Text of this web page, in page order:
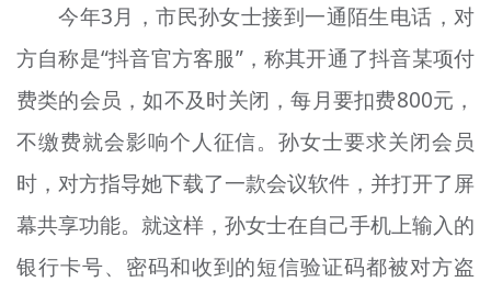
今年3月，市民孙女士接到一通陌生电话，对
方自称是“抖音官方客服”，称其开通了抖音某项付
费类的会员，如不及时关闭，每月要扣费800元，
不缴费就会影响个人征信。孙女士要求关闭会员
时，对方指导她下载了一款会议软件，并打开了屏
幕共享功能。就这样，孙女士在自己手机上输入的
银行卡号、密码和收到的短信验证码都被对方盗